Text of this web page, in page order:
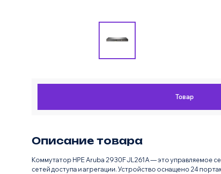
Товар
Описание товара
Коммутатор HPE Aruba 2930F JL261A — это управляемое
сетей доступа и агрегации. Устройство оснащено 24